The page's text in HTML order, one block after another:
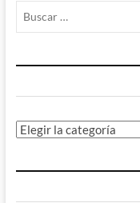
del
de
de
Categorías